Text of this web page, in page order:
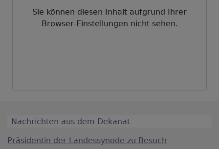
Sie können diesen Inhalt aufgrund Ihrer
Browser-Einstellungen nicht sehen.
Nachrichten aus dem Dekanat
Präsidentin der Landessynode zu Besuch